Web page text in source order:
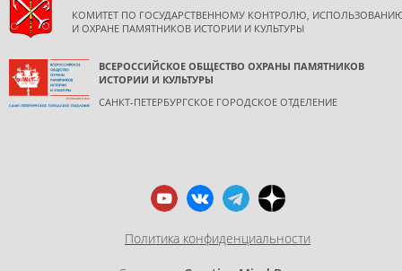
КОМИТЕТ ПО ГОСУДАРСТВЕННОМУ КОНТРОЛЮ,
И ОХРАНЕ ПАМЯТНИКОВ ИСТОРИИ И КУЛЬТУРЫ
ВСЕРОССИЙСКОЕ ОБЩЕСТВО ОХРАНЫ ПАМЯТНИКОВ
ИСТОРИИ И КУЛЬТУРЫ
САНКТ-ПЕТЕРБУРГСКОЕ ГОРОДСКОЕ ОТДЕЛЕНИЕ
Политика конфиденциальности